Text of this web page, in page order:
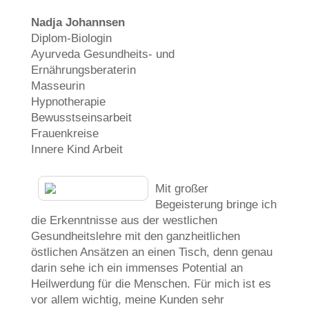
Nadja Johannsen
Diplom-Biologin
Ayurveda Gesundheits- und
Ernährungsberaterin
Masseurin
Hypnotherapie
Bewusstseinsarbeit
Frauenkreise
Innere Kind Arbeit
Mit großer
Begeisterung bringe ich
die Erkenntnisse aus der westlichen
Gesundheitslehre mit den ganzheitlichen
östlichen Ansätzen an einen Tisch, denn genau
darin sehe ich ein immenses Potential an
Heilwerdung für die Menschen. Für mich ist es
vor allem wichtig, meine Kunden sehr